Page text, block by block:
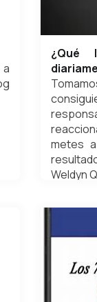
¿Qué
metes
Weldyn